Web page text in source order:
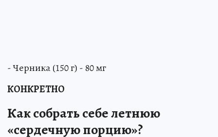
- Черника (150 г) - 80 мг
КОНКРЕТНО
Как собрать себе летнюю
«сердечную порцию»?